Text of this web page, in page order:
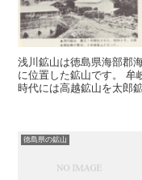
浅川鉱山は徳島県海部郡
に位置した鉱山です。 牟
時代には高越鉱山を太郎
徳島県の鉱山